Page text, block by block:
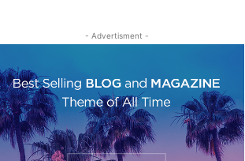
- Advertisment -